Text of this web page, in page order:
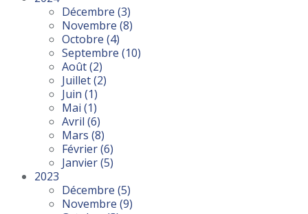
Décembre (3)
Novembre (8)
Octobre (4)
Septembre (10)
Août(2)
Juillet(2)
Juin (1)
Mai (1)
Avril (6)
Mars (8)
Février(6)
Janvier(5)
2023
Décembre (5)
Novembre (9)